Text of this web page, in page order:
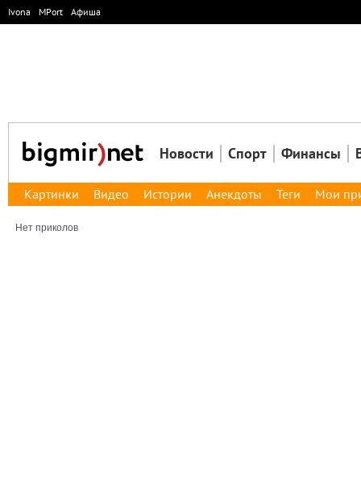
Ivona MPort Афиша
Новости Спорт Финансы
Картинки Видео Истории Анекдоты Теги Мои
Нет приколов